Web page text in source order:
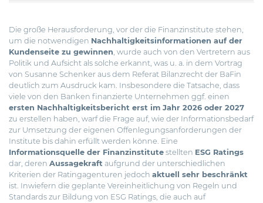
Die große Herausforderung, vor der die Finanzinstitute stehen,
um die notwendigen Nachhaltigkeitsinformationen auf der
Kundenseite zu gewinnen, wurde auch von den Vertretern aus
Politik und Aufsicht als solche erkannt, was u. a. in dem Vortrag
von Susanne Schenker aus dem Referat Bilanzrecht der BaFin
deutlich zum Ausdruck kam. Insbesondere die Tatsache, dass
viele von den Banken finanzierte Unternehmen ggf. einen
ersten Nachhaltigkeitsbericht erst im Jahr 2026 oder 2027
zu erstellen haben, warf die Frage auf, wie der Informationsbedarf
zur Umsetzung der eigenen Offenlegungsanforderungen der
Institute bis dahin erfüllt werden könne. Eine
Informationsquelle der Finanzinstitute stellten ESG Ratings
dar, deren Aussagekraft aufgrund der unterschiedlichen
Kriterien der Ratingagenturen jedoch aktuell sehr beschränkt
ist. Inwiefern die geplante Vereinheitlichung von Regeln und
Standards zur Bildung von ESG Ratings, die auch auf